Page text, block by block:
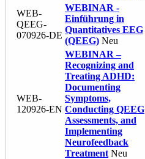
WEB-
QEEG-
070926-DE
WEBINAR -
Einführung in
Quantitatives EEG
(QEEG) Neu
WEB-
120926-EN
WEBINAR –
Recognizing and
Treating ADHD:
Documenting
Symptoms,
Conducting QEEG
Assessments, and
Implementing
Neurofeedback
Treatment Neu